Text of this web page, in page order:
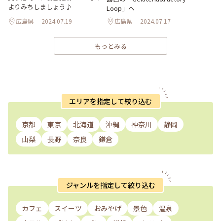
よりみちしましょう♪
広島県 2024.07.19
Loop」へ
広島県 2024.07.17
もっとみる
エリアを指定して絞り込む
京都 東京 北海道 沖縄 神奈川
静岡
山梨
長野 奈良 鎌倉
ジャンルを指定して絞り込む
カフェ スイーツ おみやげ 景色
温泉